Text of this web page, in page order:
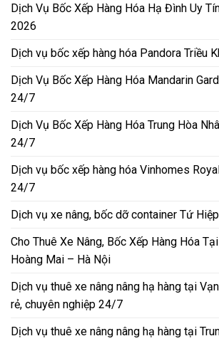
Dịch Vụ Bốc Xếp Hàng Hóa Hạ Đình Uy
2026
Dịch vụ bốc xếp hàng hóa Pandora Triều
Dịch Vụ Bốc Xếp Hàng Hóa Mandarin
24/7
Dịch Vụ Bốc Xếp Hàng Hóa Trung Hòa
24/7
Dịch vụ bốc xếp hàng hóa Vinhomes
24/7
Dịch vụ xe nâng, bốc dỡ container Tứ
Cho Thuê Xe Nâng, Bốc Xếp Hàng Hóa
Hoàng Mai – Hà Nội
Dịch vụ thuê xe nâng nâng hạ hàng tại
rẻ, chuyên nghiệp 24/7
Dịch vụ thuê xe nâng nâng hạ hàng tại